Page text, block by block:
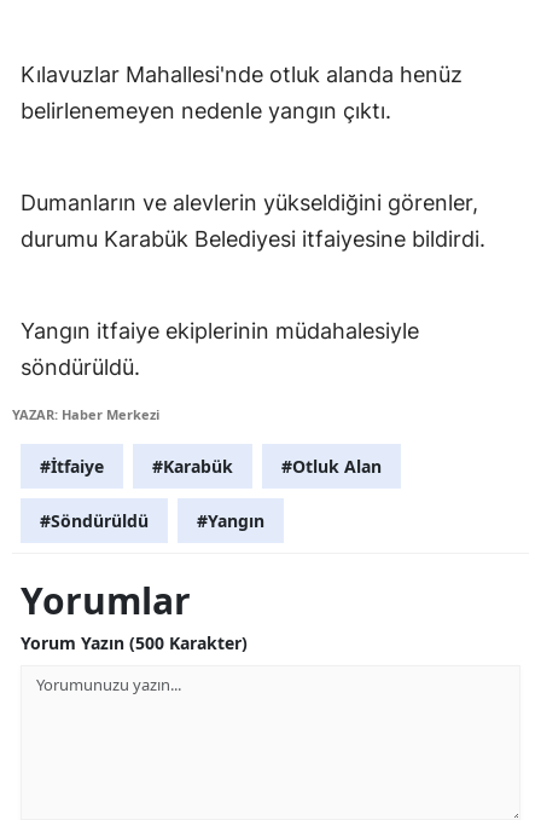
Erzincan
Erzurum
Gaziantep
Gümüşhane
Hakkari
Kılavuzlar Mahallesi'nde otluk alanda henüz
belirlenemeyen nedenle yangın çıktı.
Dumanların ve alevlerin yükseldiğini görenler,
durumu Karabük Belediyesi itfaiyesine bildirdi.
Yangın itfaiye ekiplerinin müdahalesiyle
söndürüldü.
YAZAR: Haber Merkezi
#İtfaiye #Karabük #Otluk Alan
#Söndürüldü #Yangın
Yorumlar
Yorum Yazın (500 Karakter)